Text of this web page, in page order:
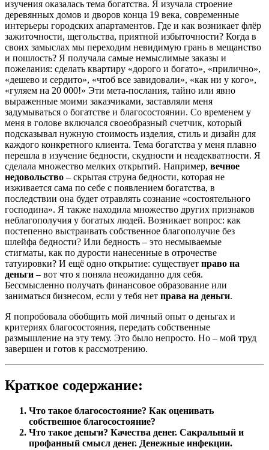
изучения оказалась тема богатства. Я изучала строение
деревянных домов и дворов конца 19 века, современные
интерьеры городских апартаментов. Где и как возникает флёр
зажиточности, щегольства, приятной избыточности? Когда в
своих замыслах мы переходим невидимую грань в мещанство
и пошлость? Я получала самые немыслимые заказы и
пожелания: сделать квартиру «дорого и богато», «прилично»,
«дешево и сердито», «чтоб все завидовали», «как ни у кого»,
«гуляем на 20 000!» Эти мета-послания, тайно или явно
выраженные моими заказчиками, заставляли меня
задумываться о богатстве и благосостоянии. Со временем у
меня в голове включался своеобразный счетчик, который
подсказывал нужную стоимость изделия, стиль и дизайн для
каждого конкретного клиента. Тема богатства у меня плавно
перешла в изучение бедности, скудности и неадекватности. Я
сделала множество мелких открытий. Например, вечное
недовольство – скрытая струна бедности, которая не
изживается сама по себе с появлением богатства, в
последствии она будет отравлять сознание «состоятельного
господина». Я также находила множество других признаков
неблагополучия у богатых людей. Возникает вопрос: как
постепенно выстраивать собственное благополучие без
шлейфа бедности? Или бедность – это несмываемые
стигматы, как по дурости нанесенные в отрочестве
татуировки? И ещё одно открытие: существует право на
деньги – вот что я поняла неожиданно для себя.
Бессмысленно получать финансовое образование или
заниматься бизнесом, если у тебя нет права на деньги.
Я попробовала обобщить мой личный опыт о деньгах и
критериях благосостояния, передать собственные
размышление на эту тему. Это было непросто. Но – мой труд
завершен и готов к рассмотрению.
Краткое содержание:
Что такое благосостояние? Как оценивать
собственное благосостояние?
Что такое деньги? Качества денег. Сакральный и
профанный смысл денег. Денежные инфекции.